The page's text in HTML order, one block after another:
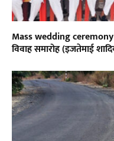
Mass wedding ceremony
विवाह समारोह (इजतेमाई